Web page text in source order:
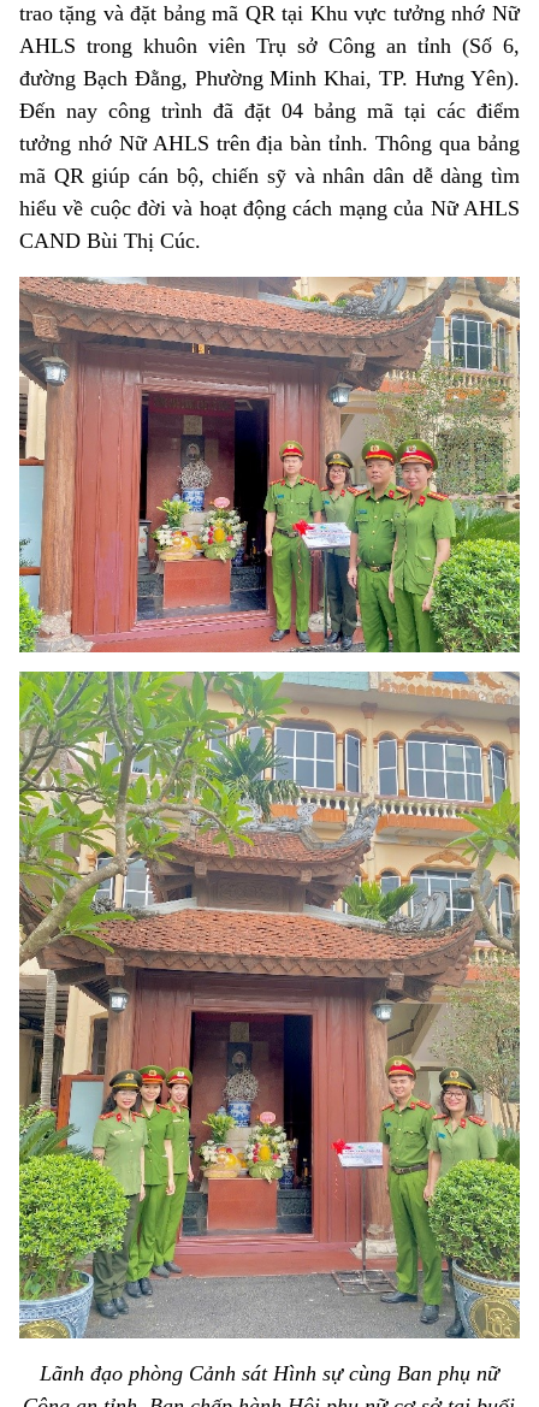
trao tặng và đặt bảng mã QR tại Khu vực tưởng nhớ Nữ
AHLS trong khuôn viên Trụ sở Công an tỉnh (Số 6,
đường Bạch Đằng, Phường Minh Khai, TP. Hưng Yên).
Đến nay công trình đã đặt 04 bảng mã tại các điểm
tưởng nhớ Nữ AHLS trên địa bàn tỉnh. Thông qua bảng
mã QR giúp cán bộ, chiến sỹ và nhân dân dễ dàng tìm
hiểu về cuộc đời và hoạt động cách mạng của Nữ AHLS
CAND Bùi Thị Cúc.
Lãnh đạo phòng Cảnh sát Hình sự cùng Ban phụ nữ